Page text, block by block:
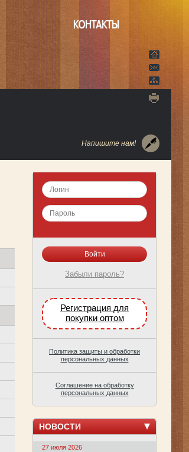
КОНТАКТЫ
Напишите нам!
Забыли пароль?
Регистрация для
покупки оптом
Политика защиты и обработки
персональных данных
Соглашение на обработку
персональных данных
НОВОСТИ
27 июля 2026